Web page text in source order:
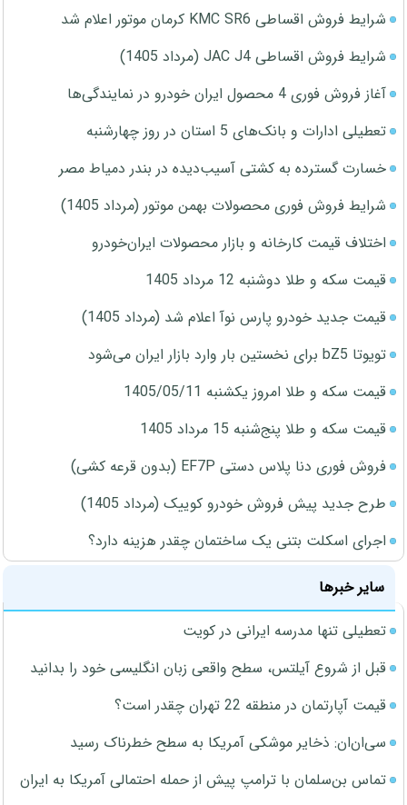
شرایط فروش اقساطی KMC SR6 کرمان موتور اعلام شد
شرایط فروش اقساطی JAC J4 (مرداد 1405)
آغاز فروش فوری 4 محصول ایران خودرو در نمایندگی‌ها
تعطیلی ادارات و بانک‌های 5 استان در روز چهارشنبه
خسارت گسترده به کشتی آسیب‌دیده در بندر دمیاط مصر
شرایط فروش فوری محصولات بهمن موتور (مرداد 1405)
اختلاف قیمت کارخانه و بازار محصولات ایران‌خودرو
قیمت سکه و طلا دوشنبه 12 مرداد 1405
قیمت جدید خودرو پارس نوآ اعلام شد (مرداد 1405)
تویوتا bZ5 برای نخستین بار وارد بازار ایران می‌شود
قیمت سکه و طلا امروز یکشنبه 1405/05/11
قیمت سکه و طلا پنج‌شنبه 15 مرداد 1405
فروش فوری دنا پلاس دستی EF7P (بدون قرعه کشی)
طرح جدید پیش فروش خودرو کوییک (مرداد 1405)
اجرای اسکلت بتنی یک ساختمان چقدر هزینه دارد؟
سایر خبرها
تعطیلی تنها مدرسه ایرانی در کویت
قبل از شروع آیلتس، سطح واقعی زبان انگلیسی خود را بدانید
قیمت آپارتمان در منطقه 22 تهران چقدر است؟
سی‌ان‌ان: ذخایر موشکی آمریکا به سطح خطرناک رسید
تماس بن‌سلمان با ترامپ پیش از حمله احتمالی آمریکا به ایران